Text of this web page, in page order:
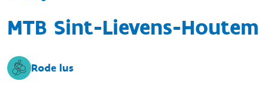
MTB Sint-Lievens-Houtem
Rode lus